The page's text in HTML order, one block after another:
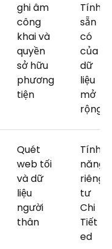
ghi âm
công
khai và
quyền
sở hữu
phương
tiện
Tính
sẵn
có
của
dữ
liệu
mở
rộng
Quét
web tối
và dữ
liệu
người
thân
Tính
năng
riêng
tư
Chi
Tiết
ed